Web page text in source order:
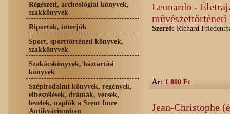
Régészeti, archeológiai könyvek,
szakkönyvek
Riportok, interjúk
Sport, sporttörténeti könyvek,
szakkönyvek
Szakácskönyvek, háztartási
könyvek
Szépirodalmi könyvek, regények,
elbeszélések, drámák, versek,
levelek, naplók a Szent Imre
Antikváriumban
Leonardo -
Szerző: Richard
Ár: 1 800 Ft
Jean-Christophe